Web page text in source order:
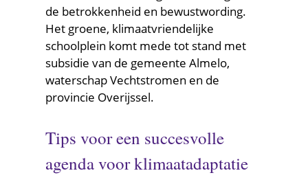
de betrokkenheid en bewustwording.
Het groene, klimaatvriendelijke
schoolplein komt mede tot stand met
subsidie van de gemeente Almelo,
waterschap Vechtstromen en de
provincie Overijssel.
Tips voor een succesvolle
agenda voor klimaatadaptatie